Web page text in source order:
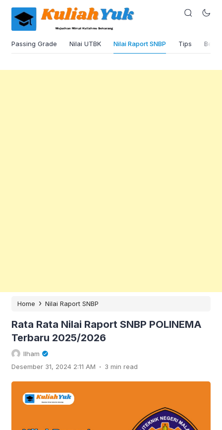
Passing Grade Nilai UTBK Nilai Raport SNBP Tips
Home › Nilai Raport SNBP
Rata Rata Nilai Raport SNBP POLINEMA
Terbaru 2025/2026
Ilham
Desember 31, 2024 2:11 AM . 3 min read